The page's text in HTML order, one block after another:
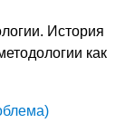
История
как